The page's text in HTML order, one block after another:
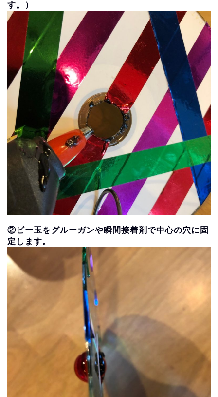
す。）
②ビー玉をグルーガンや瞬間接着剤で中心の穴に固
定します。